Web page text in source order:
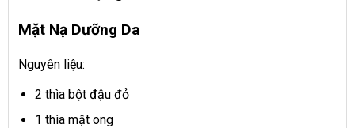
Mặt Nạ Dưỡng Da
Nguyên liệu:
2 thìa bột đậu đỏ
1 thìa mật ong